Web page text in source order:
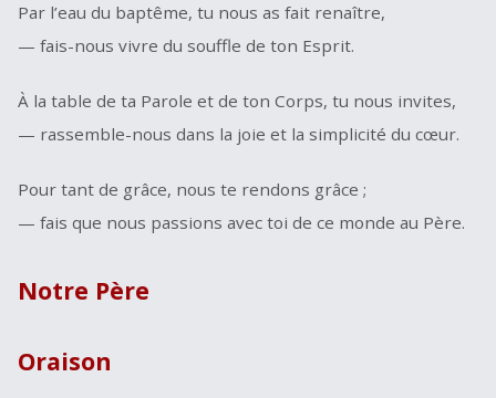
Par l’eau du baptême, tu nous as fait renaître,
— fais-nous vivre du souffle de ton Esprit.
À la table de ta Parole et de ton Corps, tu nous invites,
— rassemble-nous dans la joie et la simplicité du cœur.
Pour tant de grâce, nous te rendons grâce ;
— fais que nous passions avec toi de ce monde au Père.
Notre Père
Oraison